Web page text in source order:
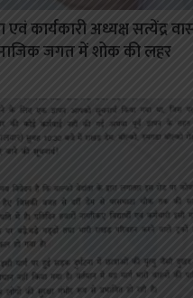
एवं कार्यकारी अध्यक्ष सत्येंद्र
जगत में शोक की लहर